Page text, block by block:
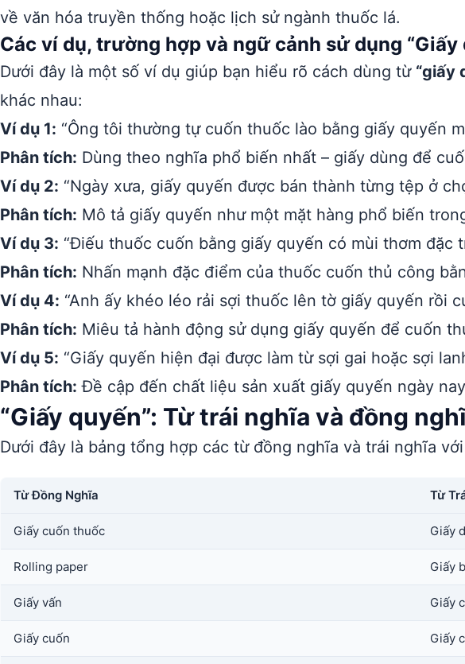
về văn hóa truyền thống hoặc lịch sử ngành thuốc lá.
Các ví dụ, trường hợp và ngữ cảnh sử dụng “Giấy
Dưới đây là một số ví dụ giúp bạn hiểu rõ cách dùng từ “giấy
khác nhau:
Ví dụ 1: “Ông tôi thường tự cuốn thuốc lào bằng giấy quyến
Phân tích: Dùng theo nghĩa phổ biến nhất – giấy dùng để
Ví dụ 2: “Ngày xưa, giấy quyến được bán thành từng tệp ở
Phân tích: Mô tả giấy quyến như một mặt hàng phổ biến
Ví dụ 3: “Điếu thuốc cuốn bằng giấy quyến có mùi thơm đặc
Phân tích: Nhấn mạnh đặc điểm của thuốc cuốn thủ công
Ví dụ 4: “Anh ấy khéo léo rải sợi thuốc lên tờ giấy quyến rồi
Phân tích: Miêu tả hành động sử dụng giấy quyến để cuốn
Ví dụ 5: “Giấy quyến hiện đại được làm từ sợi gai hoặc sợi
Phân tích: Đề cập đến chất liệu sản xuất giấy quyến ngày
“Giấy quyến”: Từ trái nghĩa và đồng
Dưới đây là bảng tổng hợp các từ đồng nghĩa và trái nghĩa với
Từ Đồng Nghĩa Từ
Giấy cuốn thuốc Giấy
Rolling paper Giấy
Giấy vấn Giấy
Giấy cuốn Giấy